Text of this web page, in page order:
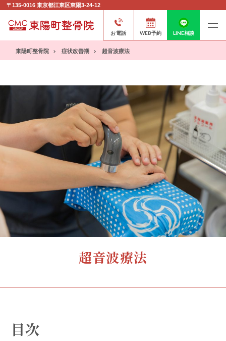
〒135-0016 東京都江東区東陽3-24-12
お電話 WEB予約 LINE相談
東陽町整骨院 症状改善期 超音波療法
超音波療法
目次